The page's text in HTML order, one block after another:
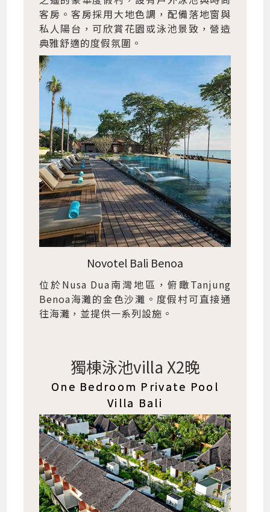
客房。客房採用大地色調，配備落地窗與
私人陽台，可欣賞花園或泳池景致，營造
典雅舒適的度假氛圍。
Novotel Bali Benoa
位於Nusa Dua南灣地區，俯瞰Tanjung
Benoa海灘的金色沙灘。度假村可直接通
往海灘，並提供一系列設施。
獨棟泳池villa X2晚
One Bedroom Private Pool
Villa Bali